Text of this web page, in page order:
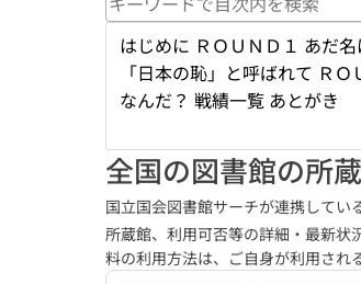
はじめに ＲＯＵＮＤ１ あだ
「日本の恥」と呼ばれて Ｒ
なんだ？ 戦績一覧 あとがき
全国の図書館の所蔵
国立国会図書館サーチが連携してい
所蔵館、利用可否等の詳細・最新状
料の利用方法は、ご自身が利用され